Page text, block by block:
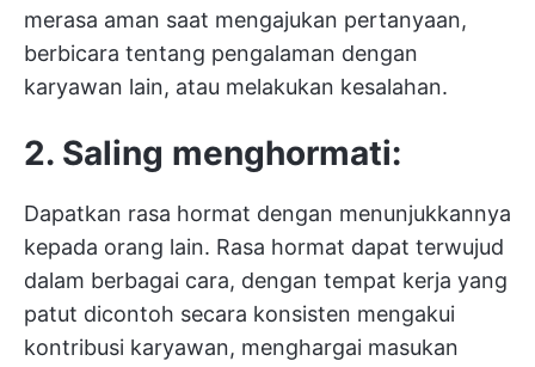
merasa aman saat mengajukan pertanyaan,
berbicara tentang pengalaman dengan
karyawan lain, atau melakukan kesalahan.
2. Saling menghormati:
Dapatkan rasa hormat dengan menunjukkannya
kepada orang lain. Rasa hormat dapat terwujud
dalam berbagai cara, dengan tempat kerja yang
patut dicontoh secara konsisten mengakui
kontribusi karyawan, menghargai masukan